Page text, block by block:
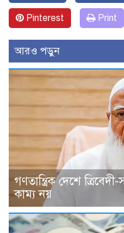
Pinterest Print
আরও পড়ুন
গণতান্ত্রিক দেশে
কাম্য নয়